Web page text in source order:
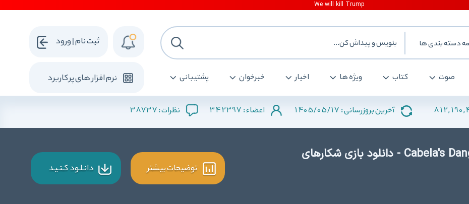
دسته بندی ها
صوت کتاب ویژه ها اخبار خبرخوان پشتیبانی نرم افزار های پرکاربرد
ثبت نام | ورود
آخرین بروزرسانی : 1405/05/17 اعضاء : 342397 نظرات :38737
دانلود Cabela's Dangerous Hunts 2013 - دانلود بازی شکارهای
توضیحات بیشتر دانـلـود کـنـیـد